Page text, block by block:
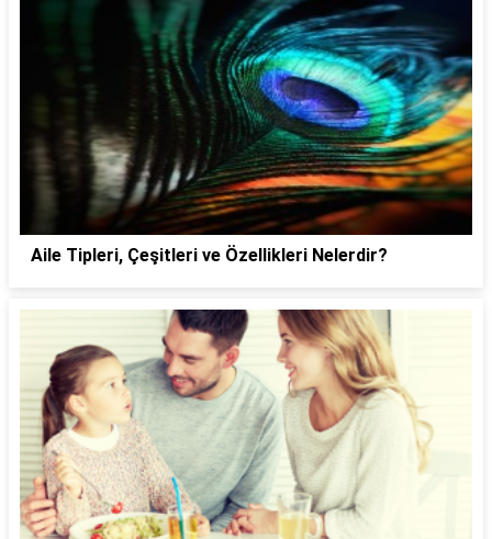
Aile Tipleri, Çeşitleri ve Özellikleri Nelerdir?